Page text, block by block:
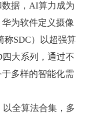
据，AI算力成为
为软件定义摄像
称SDC）以超强算
大系列，通过不
多样的智能化需
全算法合集，多